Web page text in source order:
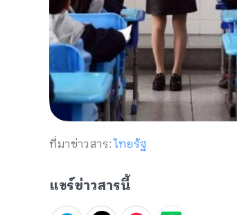
ที่มาข่าวสาร:ไทยรัฐ
แชร์ข่าวสารนี้